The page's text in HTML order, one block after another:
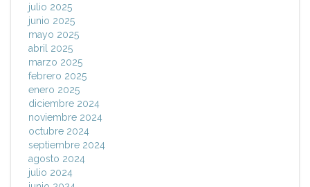
julio 2025
junio 2025
mayo 2025
abril 2025
marzo 2025
febrero 2025
enero 2025
diciembre 2024
noviembre 2024
octubre 2024
septiembre 2024
agosto 2024
julio 2024